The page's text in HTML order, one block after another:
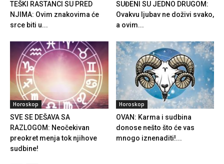
TEŠKI RASTANCI SU PRED
NJIMA: Ovim znakovima će
srce biti u...
SUĐENI SU JEDNO DRUGOM:
Ovakvu ljubav ne doživi svako,
a ovim...
Horoskop
SVE SE DEŠAVA SA
RAZLOGOM: Neočekivan
preokret menja tok njihove
sudbine!
Horoskop
OVAN: Karma i sudbina
donose nešto što će vas
mnogo iznenaditi!...